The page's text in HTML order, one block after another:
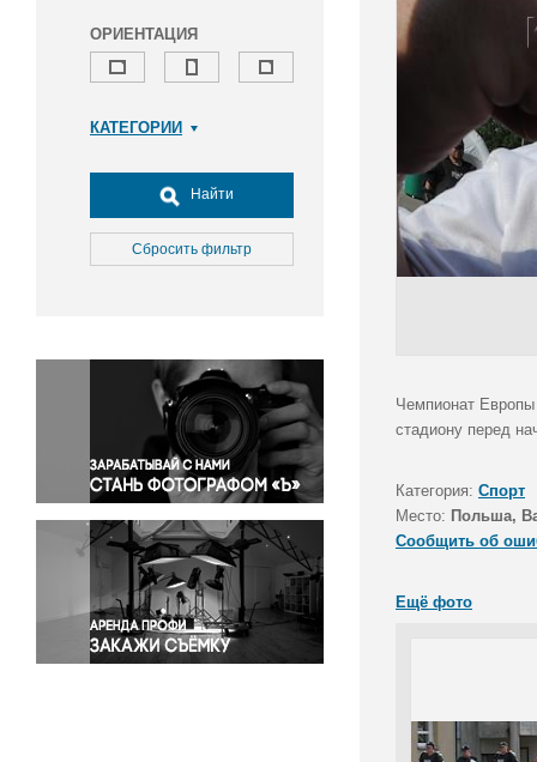
ОРИЕНТАЦИЯ
КАТЕГОРИИ
Досуг, туризм и отдых
Культура
Медицина
Окружающая среда
Политика
Правосудие
Происшествия и конфликты
Религия
Светская жизнь
Спорт
Экология
Экономика и бизнес
Найти
Сбросить фильтр
Чемпионат
стадиону перед
Категория: Спорт
Место: Польша,
Сообщить об
Ещё фото